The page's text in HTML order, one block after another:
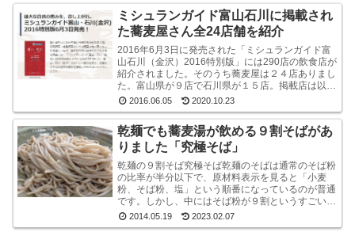
ミシュランガイド富山石川に掲載され
た蕎麦屋さん全24店舗を紹介
2016年6月3日に発売された「ミシュランガイド富
山石川（金沢）2016特別版」には290店の飲食店が
紹介されました。そのうち蕎麦屋は２４店ありまし
た。富山県が９店で石川県が１５店。掲載店は以下
のとおりです。ミシュラン・ガイド富山石川（金
沢...
2016.06.05 2020.10.23
乾麺でも蕎麦湯が飲める９割そばがあ
りました「究極そば」
乾麺の９割そば究極そば乾麺のそばは通常のそば粉
の比率が半分以下で、原材料表示を見ると「小麦
粉、そば粉、塩」という順番になっているのが普通
です。しかし、中にはそば粉が９割というすごい乾
麺のそばもあるんですね。味も香りもなかなかよい
です山本食品...
2014.05.19 2023.02.07